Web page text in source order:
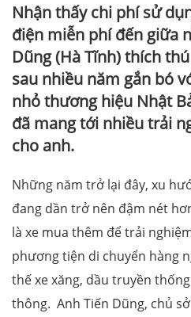
Nhận thấy chi phí sử
điện miễn phí đến giữa
Dũng (Hà Tĩnh) thích
sau nhiều năm gắn bó
nhỏ thương hiệu Nhật
đã mang tới nhiều trải
cho anh.
Những năm trở lại đây, xu
đang dần trở nên đậm nét
là xe mua thêm để trải
phương tiện di chuyển hàng
thế xe xăng, dầu truyền
thông. Anh Tiến Dũng, chủ